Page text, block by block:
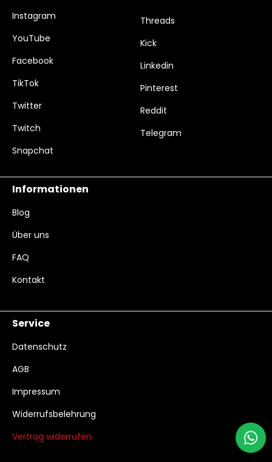
Instagram
YouTube
Facebook
TikTok
Twitter
Twitch
Snapchat
Threads
Kick
Linkedin
Pinterest
Reddit
Telegram
Informationen
Blog
Über uns
FAQ
Kontakt
Service
Datenschutz
AGB
Impressum
Widerrufsbelehrung
Vertrag widerrufen